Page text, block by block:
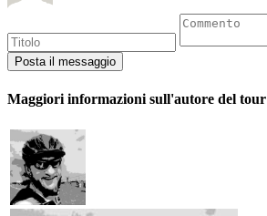
Maggiori informazioni sull'autore del tour